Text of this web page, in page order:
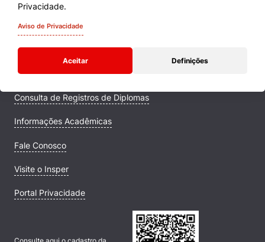
Privacidade.
Aviso de Privacidade
Aceitar Definições
Quem Somos
Comunidade Transforme
Campus
Consulta de Registros de Diplomas
Informações Acadêmicas
Fale Conosco
Visite o Insper
Portal Privacidade